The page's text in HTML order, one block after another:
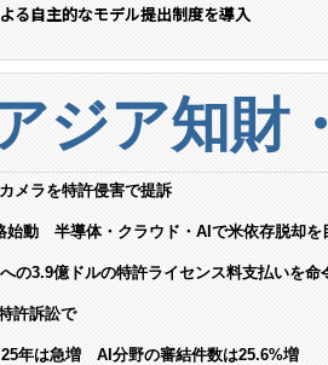
る自主的なモデル提出制度を導入
ジア知財
メラを特許侵害で提訴
始動 半導体・クラウド・AIで米依存脱却を
の3.9億ドルの特許ライセンス料支払いを命
許訴訟で
年は急増 AI分野の審結件数は25.6%増